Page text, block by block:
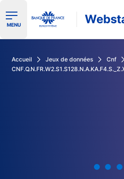
Ouvrir le menu de navigation
MENU
Accueil Jeux de données
Cnf